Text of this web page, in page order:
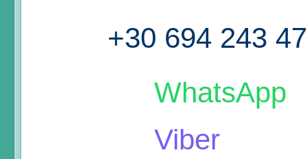
+30 694 243
WhatsApp
Viber